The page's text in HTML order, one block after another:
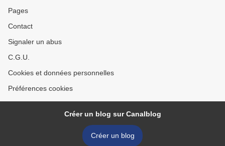
Pages
Contact
Signaler un abus
C.G.U.
Cookies et données personnelles
Préférences cookies
Créer un blog sur Canalblog
Créer un blog